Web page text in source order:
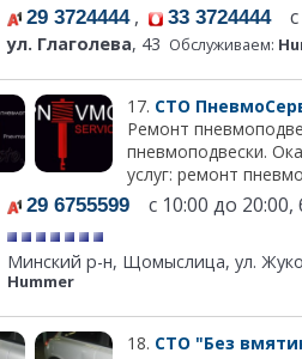
29 3724444, 33 3724444с
ул. Глаголева, 43 Обслуживаем:
17. СТО
Ремонт
пневмоподвески.
услуг: ремонт
29 6755599 с 10:00 до
Минский р-н, Щомыслица, ул.
Hummer
18. СТО "Без